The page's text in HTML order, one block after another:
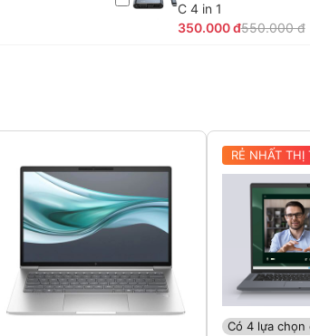
C 4 in 1
350.000 đ550.000 đ
Có 4 lựa chọn
RẺ NHẤT THỊ